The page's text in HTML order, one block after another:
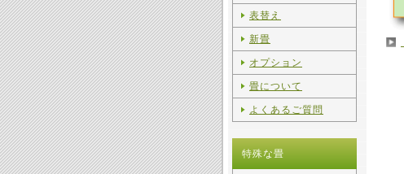
表替え
新畳
オプション
畳について
よくあるご質問
特殊な畳